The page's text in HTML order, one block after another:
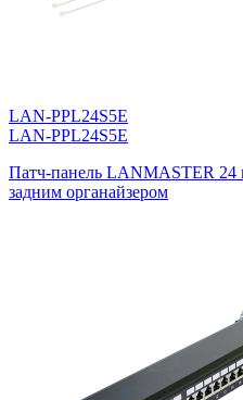
LAN-PPL24S5E
LAN-PPL24S5E
Патч-панель LANMASTER 24
задним органайзером